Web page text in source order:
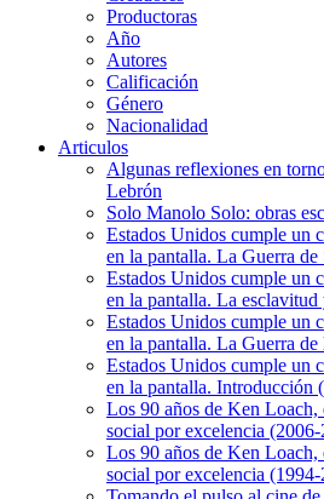
Productoras
Año
Autores
Calificación
Género
Nacionalidad
Articulos
Algunas reflexiones en
Lebrón
Solo Manolo Solo: obras
Estados Unidos cumple un
en la pantalla. La Guerra
Estados Unidos cumple un
en la pantalla. La
Estados Unidos cumple un
en la pantalla. La Guerra
Estados Unidos cumple un
en la pantalla. Introducción
Los 90 años de Ken Loach,
social por excelencia
Los 90 años de Ken Loach,
social por excelencia